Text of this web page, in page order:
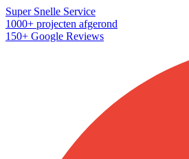
Super Snelle Service
1000+ projecten afgerond
150+ Google Reviews